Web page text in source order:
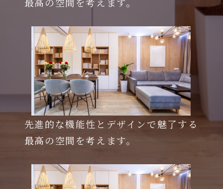
先進的な機能性とデザインで魅了する
最高の空間を考えます。